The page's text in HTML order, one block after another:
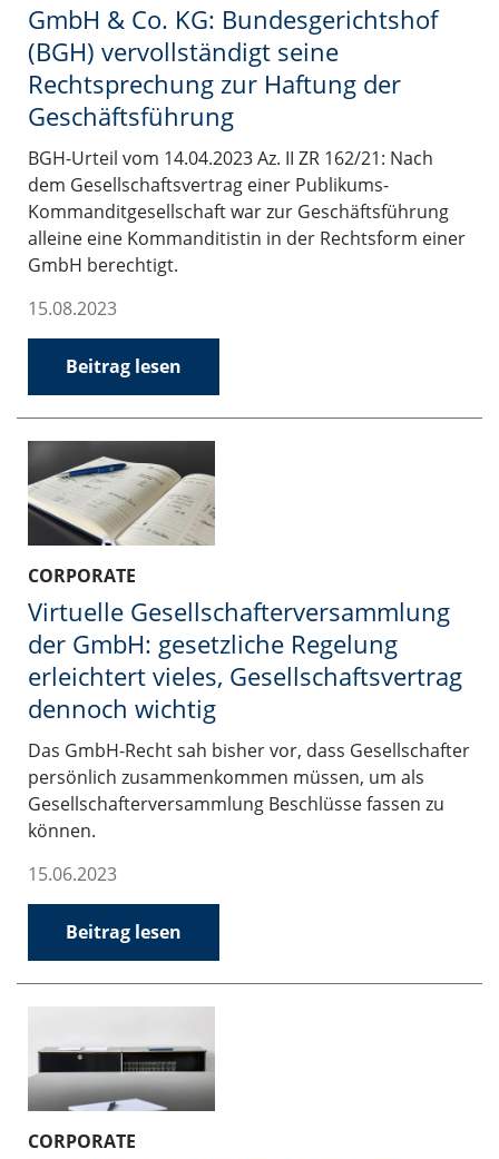
GmbH & Co. KG: Bundesgerichtshof
(BGH) vervollständigt seine
Rechtsprechung zur Haftung der
Geschäftsführung
BGH-Urteil vom 14.04.2023 Az. II ZR 162/21: Nach
dem Gesellschaftsvertrag einer Publikums-
Kommanditgesellschaft war zur Geschäftsführung
alleine eine Kommanditistin in der Rechtsform einer
GmbH berechtigt.
15.08.2023
Beitrag lesen
CORPORATE
Virtuelle Gesellschafterversammlung
der GmbH: gesetzliche Regelung
erleichtert vieles, Gesellschaftsvertrag
dennoch wichtig
Das GmbH-Recht sah bisher vor, dass Gesellschafter
persönlich zusammenkommen müssen, um als
Gesellschafterversammlung Beschlüsse fassen zu
können.
15.06.2023
Beitrag lesen
CORPORATE